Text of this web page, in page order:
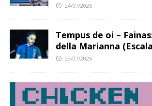
24/07/2026
Tempus de oi –
della Marianna
23/07/2026